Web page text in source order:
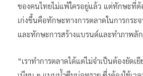
ของคนไทยไม่แพ้ใครอยู่แล้ว แต่ทักษะที่ต้
เก่งขึ้นคือทักษะทางการตลาดในการกระ
และทักษะการสร้างแบรนด์และทำภาพลั
“เราทำการตลาดได้แต่ไม่จำเป็นต้องยัดเ